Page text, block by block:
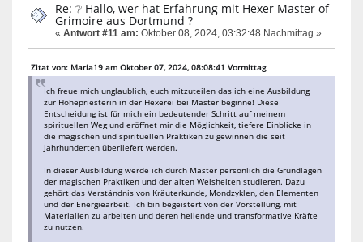
Re: ❔ Hallo, wer hat Erfahrung mit Hexer Master of
Grimoire aus Dortmund ?
« Antwort #11 am: Oktober 08, 2024, 03:32:48 Nachmittag »
Zitat von: Maria19 am Oktober 07, 2024, 08:08:41 Vormittag
Ich freue mich unglaublich, euch mitzuteilen das ich eine Ausbildung
zur Hohepriesterin in der Hexerei bei Master beginne! Diese
Entscheidung ist für mich ein bedeutender Schritt auf meinem
spirituellen Weg und eröffnet mir die Möglichkeit, tiefere Einblicke in
die magischen und spirituellen Praktiken zu gewinnen die seit
Jahrhunderten überliefert werden.
In dieser Ausbildung werde ich durch Master persönlich die Grundlagen
der magischen Praktiken und der alten Weisheiten studieren. Dazu
gehört das Verständnis von Kräuterkunde, Mondzyklen, den Elementen
und der Energiearbeit. Ich bin begeistert von der Vorstellung, mit
Materialien zu arbeiten und deren heilende und transformative Kräfte
zu nutzen.